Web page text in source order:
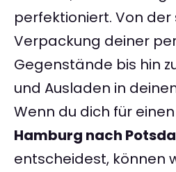
perfektioniert. Von der
Verpackung deiner
Gegenstände bis hin
und Ausladen in
Wenn du dich für einen
Hamburg nach
entscheidest, können